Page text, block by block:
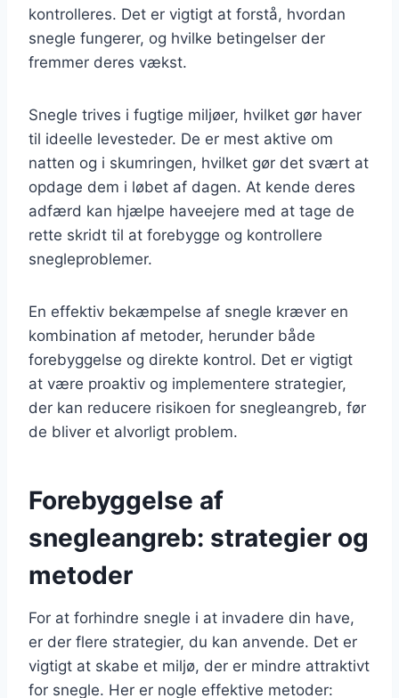
kontrolleres. Det er vigtigt at forstå, hvordan
snegle fungerer, og hvilke betingelser der
fremmer deres vækst.
Snegle trives i fugtige miljøer, hvilket gør haver
til ideelle levesteder. De er mest aktive om
natten og i skumringen, hvilket gør det svært at
opdage dem i løbet af dagen. At kende deres
adfærd kan hjælpe haveejere med at tage de
rette skridt til at forebygge og kontrollere
snegleproblemer.
En effektiv bekæmpelse af snegle kræver en
kombination af metoder, herunder både
forebyggelse og direkte kontrol. Det er vigtigt
at være proaktiv og implementere strategier,
der kan reducere risikoen for snegleangreb, før
de bliver et alvorligt problem.
Forebyggelse af
snegleangreb: strategier og
metoder
For at forhindre snegle i at invadere din have,
er der flere strategier, du kan anvende. Det er
vigtigt at skabe et miljø, der er mindre attraktivt
for snegle. Her er nogle effektive metoder: